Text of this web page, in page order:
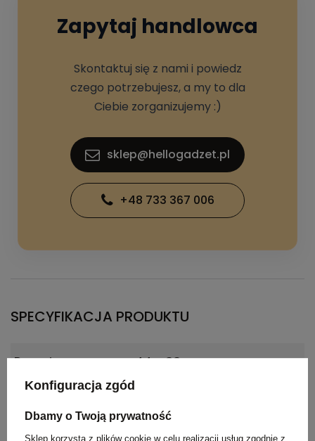
Zapytaj handlowca
Skontaktuj się z nami i powiedz
czego potrzebujesz, a my to dla
Ciebie zorganizujemy :)
sklep@hellogadzet.pl
+48 733 367 006
SPECYFIKACJA PRODUKTU
Rozmiar 44 x 33 cm
produktu (g)
Konfiguracja zgód
Dbamy o Twoją prywatność
Sklep korzysta z plików cookie w celu realizacji usług zgodnie z